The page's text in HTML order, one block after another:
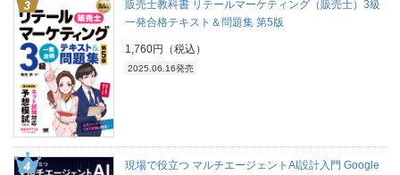
販売士教科書 リテールマーケティング（販売士）3級
一発合格テキスト＆問題集 第5版
1,760円（税込）
2025.06.16発売
現場で役立つ マルチエージェントAI設計入門 Google